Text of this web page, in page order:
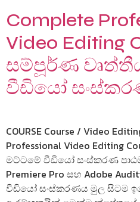
Complete
Video Editing
සම්පූර්ණ
වීඩියෝ
COURSE Course / Video
Professional Video Editing
මට්ටමේ වීඩියෝ සංස්කරණ
Premiere Pro සහ Adobe
වීඩියෝ සංස්කරණය මුල සිටම